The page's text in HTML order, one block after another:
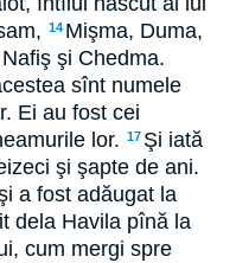
14 Mişma, Duma,
şi Chedma.
sînt numele
Ei au fost cei
lor. 17 Şi iată
şi şapte de ani.
a fost adăugat la
dela Havila pînă la
cum mergi spre